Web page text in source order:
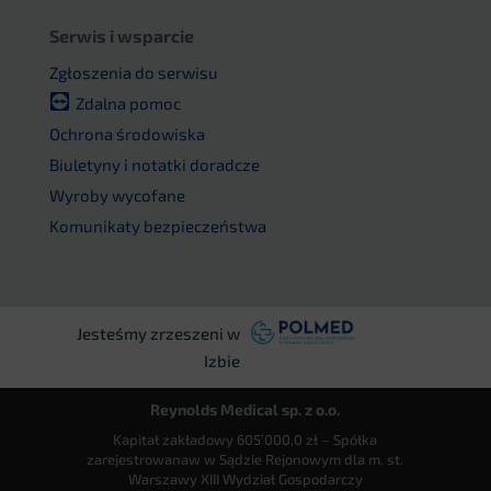
Serwis i wsparcie
Zgłoszenia do serwisu
Zdalna pomoc
Ochrona środowiska
Biuletyny i notatki doradcze
Wyroby wycofane
Komunikaty bezpieczeństwa
Jesteśmy zrzeszeni w
Izbie
Reynolds Medical sp. z o.o.
Kapitał zakładowy 605’000,0 zł – Spółka
zarejestrowanaw w Sądzie Rejonowym dla m. st.
Warszawy XIII Wydział Gospodarczy